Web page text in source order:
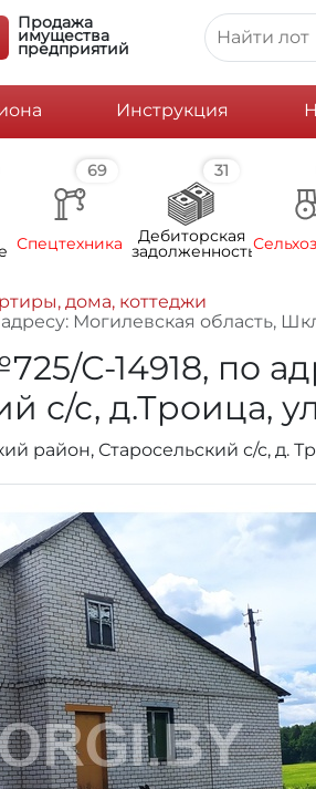
Продажа
имущества
предприятий
Инструкция
69
Спецтехника
31
Дебиторская
задолженность
дома, коттеджи
Могилевская область,
С-14918, по
с/с, д.Троица,
район, Старосельский с/с, д.